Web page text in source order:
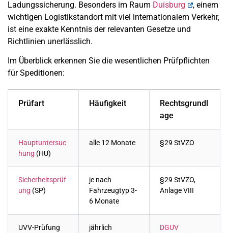
Ladungssicherung. Besonders im Raum Duisburg
, einem
wichtigen Logistikstandort mit viel internationalem Verkehr,
ist eine exakte Kenntnis der relevanten Gesetze und
Richtlinien unerlässlich.
Im Überblick erkennen Sie die wesentlichen Prüfpflichten
für Speditionen:
Prüfart Häufigkeit
Rechtsgrundl
age
Hauptuntersuc
hung (HU)
alle 12 Monate §29 StVZO
Sicherheitsprüf
ung (SP)
je nach
Fahrzeugtyp 3-
6 Monate
§29 StVZO,
Anlage VIII
UVV-Prüfung jährlich
DGUV